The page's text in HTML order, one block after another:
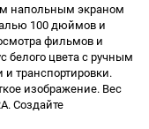
напольным экраном
100 дюймов и
фильмов и
белого цвета с ручным
и транспортировки.
изображение. Вес
Создайте